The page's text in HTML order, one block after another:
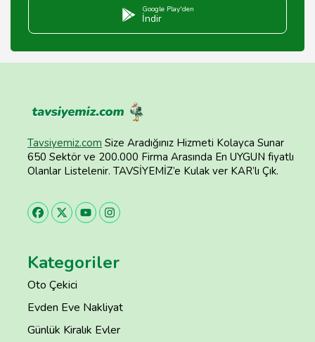
Google Play'den
İndir
Tavsiyemiz.com Size Aradığınız Hizmeti Kolayca Sunar
650 Sektör ve 200.000 Firma Arasında En UYGUN fiyatlı
Olanlar Listelenir. TAVSİYEMİZ’e Kulak ver KAR’lı Çık.
Kategoriler
Oto Çekici
Evden Eve Nakliyat
Günlük Kiralık Evler